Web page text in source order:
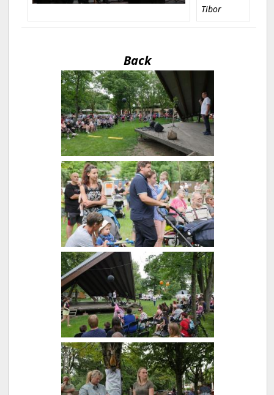
Tibor
Back